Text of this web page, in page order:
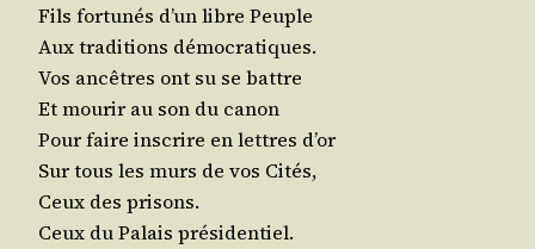
Fils for­tu­nés d’un libre Peuple
Aux tra­di­tions démocratiques.
Vos ancêtres ont su se battre
Et mou­rir au son du canon
Pour faire ins­crire en lettres d’or
Sur tous les murs de vos Cités,
Ceux des prisons.
Ceux du Palais présidentiel.